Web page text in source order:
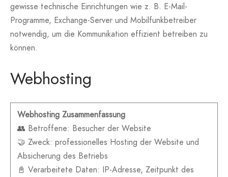
gewisse technische Einrichtungen wie z. B. E-Mail-
Programme, Exchange-Server und Mobilfunkbetreiber
notwendig, um die Kommunikation effizient betreiben zu
können.
Webhosting
Webhosting Zusammenfassung
👥 Betroffene: Besucher der Website
🤝 Zweck: professionelles Hosting der Website und
Absicherung des Betriebs
📓 Verarbeitete Daten: IP-Adresse, Zeitpunkt des